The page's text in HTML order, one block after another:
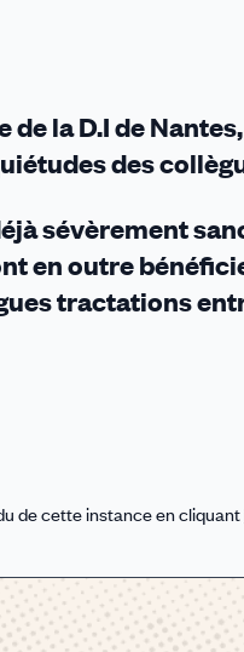
de la D.I de
des
sévèrement
en outre
tractations
de cette instance en cliquant